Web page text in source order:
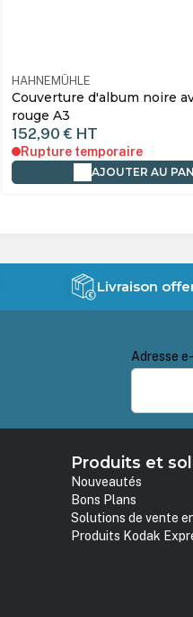
HAHNEMÜHLE
Couverture d'album noire
rouge A3
152,90 € HT
Rupture temporaire
AJOUTER AU
Livraison
Adresse
Produits et
Nouveautés
Bons Plans
Solutions de vente
Produits Kodak